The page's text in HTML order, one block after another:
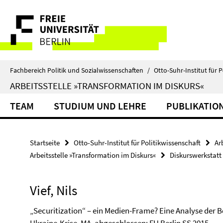
direkt
Inhalt
Service-
Navigation
Fachbereich Politik und Sozialwissenschaften / Otto-Suhr-Institut für
ARBEITSSTELLE »TRANSFORMATION IM DISKURS«
TEAM STUDIUM UND LEHRE
Startseite Otto-Suhr-Institut für Politikwissenschaft
Arbeitsstelle »Transformation im Diskurs«
Diskurswerkstatt
Vief, Nils
„Securitization“ – ein Medien-Frame? Eine Analyse